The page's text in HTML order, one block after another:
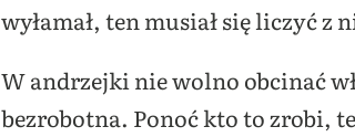
wyłamał, ten musiał się liczyć z
W andrzejki nie wolno obcinać
bezrobotna. Ponoć kto to zrobi,